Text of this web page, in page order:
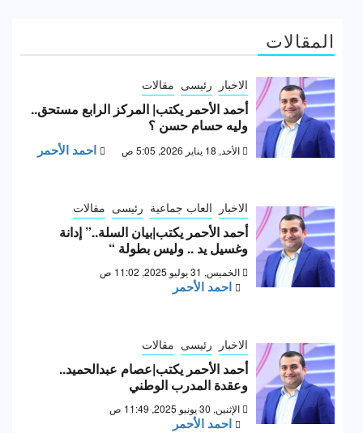
المقالات
الاخبار رئيسى مقالات
أحمد الأحمر يكتب| المركز الرابع مستحق..
وليه حسام حسن ؟
الأحد, 18 يناير 2026, 5:05 ص احمد الأحمر
الاخبار العاب جماعية رئيسى مقالات
أحمد الأحمر يكتب|بيان السلة..” إدانة
وغسيل يد .. وليس بطولة “
الخميس, 31 يوليو 2025, 11:02 ص
احمد الأحمر
الاخبار رئيسى مقالات
أحمد الأحمر يكتب|عصام عبدالحميد..
وعقدة المدرب الوطني
الإثنين, 30 يونيو 2025, 11:49 ص
احمد الأحمر